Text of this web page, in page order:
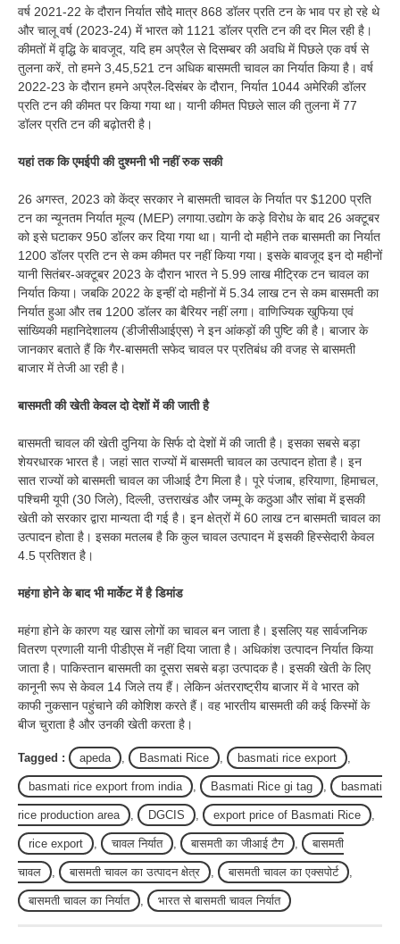
वर्ष 2021-22 के दौरान निर्यात सौदे मात्र 868 डॉलर प्रति टन के भाव पर हो रहे थे
और चालू वर्ष (2023-24) में भारत को 1121 डॉलर प्रति टन की दर मिल रही है।
कीमतों में वृद्धि के बावजूद, यदि हम अप्रैल से दिसम्बर की अवधि में पिछले एक वर्ष से
तुलना करें, तो हमने 3,45,521 टन अधिक बासमती चावल का निर्यात किया है। वर्ष
2022-23 के दौरान हमने अप्रैल-दिसंबर के दौरान, निर्यात 1044 अमेरिकी डॉलर
प्रति टन की कीमत पर किया गया था। यानी कीमत पिछले साल की तुलना में 77
डॉलर प्रति टन की बढ़ोतरी है।
यहां तक कि एमईपी की दुश्मनी भी नहीं रुक सकी
26 अगस्त, 2023 को केंद्र सरकार ने बासमती चावल के निर्यात पर $1200 प्रति
टन का न्यूनतम निर्यात मूल्य (MEP) लगाया.उद्योग के कड़े विरोध के बाद 26 अक्टूबर
को इसे घटाकर 950 डॉलर कर दिया गया था। यानी दो महीने तक बासमती का निर्यात
1200 डॉलर प्रति टन से कम कीमत पर नहीं किया गया। इसके बावजूद इन दो महीनों
यानी सितंबर-अक्टूबर 2023 के दौरान भारत ने 5.99 लाख मीट्रिक टन चावल का
निर्यात किया। जबकि 2022 के इन्हीं दो महीनों में 5.34 लाख टन से कम बासमती का
निर्यात हुआ और तब 1200 डॉलर का बैरियर नहीं लगा। वाणिज्यिक खुफिया एवं
सांख्यिकी महानिदेशालय (डीजीसीआईएस) ने इन आंकड़ों की पुष्टि की है। बाजार के
जानकार बताते हैं कि गैर-बासमती सफेद चावल पर प्रतिबंध की वजह से बासमती
बाजार में तेजी आ रही है।
बासमती की खेती केवल दो देशों में की जाती है
बासमती चावल की खेती दुनिया के सिर्फ दो देशों में की जाती है। इसका सबसे बड़ा
शेयरधारक भारत है। जहां सात राज्यों में बासमती चावल का उत्पादन होता है। इन
सात राज्यों को बासमती चावल का जीआई टैग मिला है। पूरे पंजाब, हरियाणा, हिमाचल,
पश्चिमी यूपी (30 जिले), दिल्ली, उत्तराखंड और जम्मू के कठुआ और सांबा में इसकी
खेती को सरकार द्वारा मान्यता दी गई है। इन क्षेत्रों में 60 लाख टन बासमती चावल का
उत्पादन होता है। इसका मतलब है कि कुल चावल उत्पादन में इसकी हिस्सेदारी केवल
4.5 प्रतिशत है।
महंगा होने के बाद भी मार्केट में है डिमांड
महंगा होने के कारण यह खास लोगों का चावल बन जाता है। इसलिए यह सार्वजनिक
वितरण प्रणाली यानी पीडीएस में नहीं दिया जाता है। अधिकांश उत्पादन निर्यात किया
जाता है। पाकिस्तान बासमती का दूसरा सबसे बड़ा उत्पादक है। इसकी खेती के लिए
कानूनी रूप से केवल 14 जिले तय हैं। लेकिन अंतरराष्ट्रीय बाजार में वे भारत को
काफी नुकसान पहुंचाने की कोशिश करते हैं। वह भारतीय बासमती की कई किस्मों के
बीज चुराता है और उनकी खेती करता है।
Tagged : apeda Basmati Rice basmati rice export
basmati rice export from india Basmati Rice gi tag basmati
rice production area DGCIS export price of Basmati Rice
rice export चावल निर्यात बासमती का जीआई टैग बासमती
चावल बासमती चावल का उत्पादन क्षेत्र बासमती चावल का एक्सपोर्ट
बासमती चावल का निर्यात भारत से बासमती चावल निर्यात